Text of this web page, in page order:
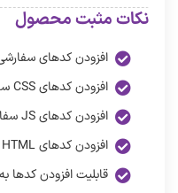
نکات مثبت محصول
افزودن کدهای
افزودن کدهای CSS سفارشی
افزودن کدهای JS سفارشی
افزودن کدهای HTML سفارشی
قابلیت افزودن